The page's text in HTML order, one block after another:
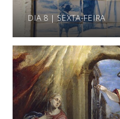
DIA 8 | SEXTA-FEIRA